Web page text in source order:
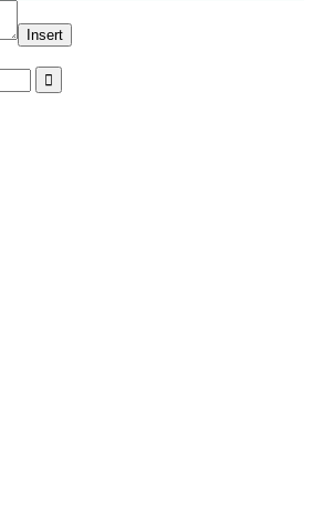
Insert